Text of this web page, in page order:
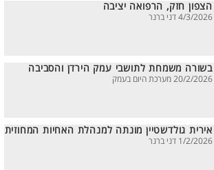
הצפון חזק, הרפואה יציבה
4/3/2026 דני ברנר
בשורה משמחת לתושבי עמק הירדן והסביבה
20/2/2026 מערכת היום בעמק
אירית גולדשטיין מונתה למנהלת האחיות המחוזית
1/2/2026 דני ברנר